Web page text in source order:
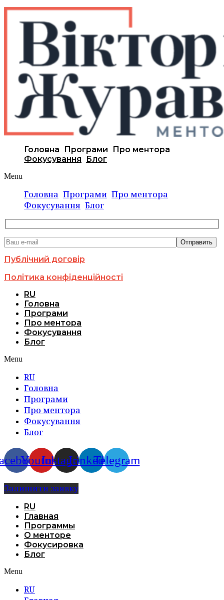
Головна Програми
Про ментора
Фокусування
Блог
Menu
Головна Програми Про ментора
Фокусування Блог
Публічний договір
Політика конфіденційності
RU
Головна
Програми
Про ментора
Фокусування
Блог
Menu
RU
Головна
Програми
Про ментора
Фокусування
Блог
YoutubeInstagramLinkedinTelegram
Залишити заявку
RU
Главная
Программы
О менторе
Фокусировка
Блог
Menu
RU